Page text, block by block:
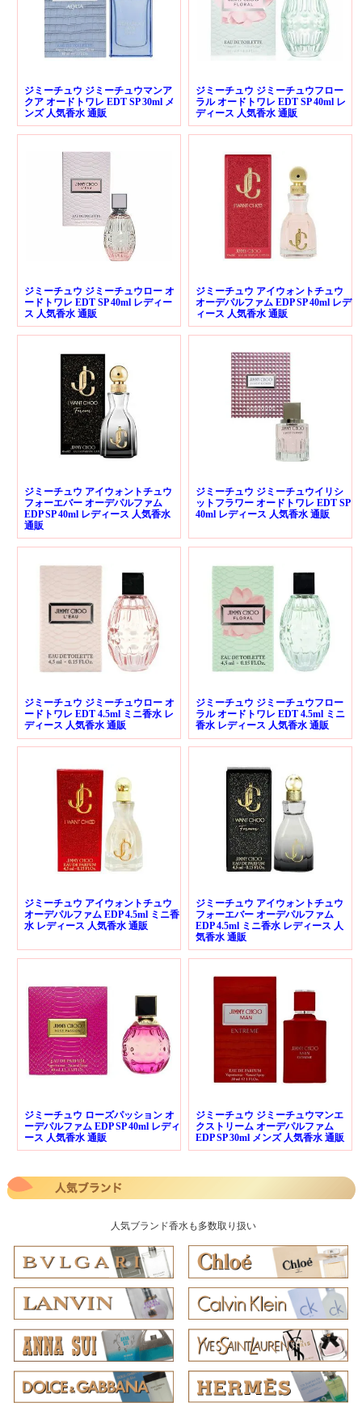
ジミーチュウ ジミーチュウマンア
クア オードトワレ EDT SP 30ml メ
ンズ 人気香水 通販
ジミーチュウ ジミーチュウフロー
ラル オードトワレ EDT SP 40ml レ
ディース 人気香水 通販
ジミーチュウ ジミーチュウロー オ
ードトワレ EDT SP 40ml レディー
ス 人気香水 通販
ジミーチュウ アイウォントチュウ
オーデパルファム EDP SP 40ml レデ
ィース 人気香水 通販
ジミーチュウ アイウォントチュウ
フォーエバー オーデパルファム
EDP SP 40ml レディース 人気香水
通販
ジミーチュウ ジミーチュウイリシ
ットフラワー オードトワレ EDT SP
40ml レディース 人気香水 通販
ジミーチュウ ジミーチュウロー オ
ードトワレ EDT 4.5ml ミニ香水 レ
ディース 人気香水 通販
ジミーチュウ ジミーチュウフロー
ラル オードトワレ EDT 4.5ml ミニ
香水 レディース 人気香水 通販
ジミーチュウ アイウォントチュウ
オーデパルファム EDP 4.5ml ミニ香
水 レディース 人気香水 通販
ジミーチュウ アイウォントチュウ
フォーエバー オーデパルファム
EDP 4.5ml ミニ香水 レディース 人
気香水 通販
ジミーチュウ ローズパッション オ
ーデパルファム EDP SP 40ml レディ
ース 人気香水 通販
ジミーチュウ ジミーチュウマンエ
クストリーム オーデパルファム
EDP SP 30ml メンズ 人気香水 通販
人気ブランド香水も多数取り扱い